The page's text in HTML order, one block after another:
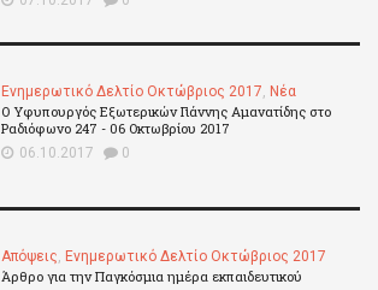
Ενημερωτικό Δελτίο Οκτώβριος 2017 Νέα
Ο Υφυπουργός Εξωτερικών Γιάννης Αμανατίδης στο
Ραδιόφωνο 247 - 06 Οκτωβρίου 2017
06.10.2017 0
Απόψεις Ενημερωτικό Δελτίο Οκτώβριος 2017
Άρθρο για την Παγκόσμια ημέρα εκπαιδευτικού